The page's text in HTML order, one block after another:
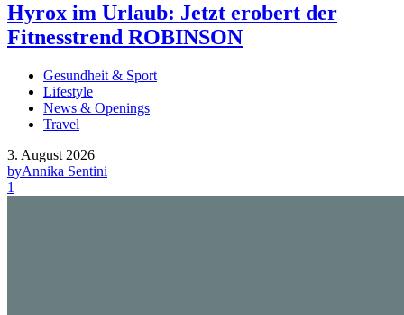
Hyrox im Urlaub: Jetzt erobert der
Fitnesstrend ROBINSON
Gesundheit & Sport
Lifestyle
News & Openings
Travel
3. August 2026
byAnnika Sentini
1